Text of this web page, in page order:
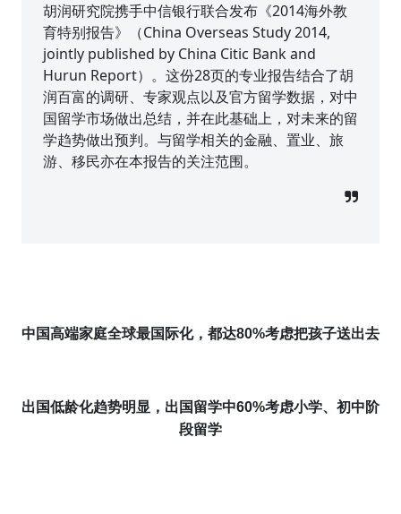
胡润研究院携手中信银行联合发布《2014海外教
育特别报告》（China Overseas Study 2014,
jointly published by China Citic Bank and
Hurun Report）。这份28页的专业报告结合了胡
润百富的调研、专家观点以及官方留学数据，对中
国留学市场做出总结，并在此基础上，对未来的留
学趋势做出预判。与留学相关的金融、置业、旅
游、移民亦在本报告的关注范围。
中国高端家庭全球最国际化，都达80%考虑把孩子送出去
出国低龄化趋势明显，出国留学中60%考虑小学、初中阶
段留学